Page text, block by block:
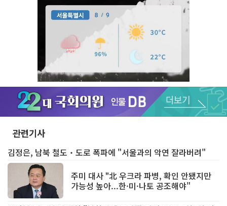
Unmute
관련기사
김정은, 남북 철도‧도로 폭파에 "서울과의 악연 잘라버려"
주미 대사 "北 우크라 파병, 확인 안됐지만
가능성 높아...한·미·나토 공조해야"